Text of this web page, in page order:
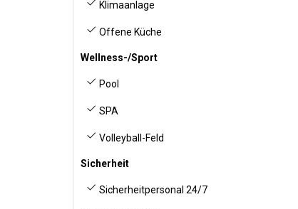
Klimaanlage
Offene Küche
Wellness-/Sport
Pool
SPA
Volleyball-Feld
Sicherheit
Sicherheitpersonal 24/7